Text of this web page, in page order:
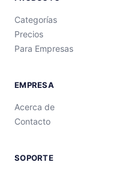
Categorías
Precios
Para Empresas
EMPRESA
Acerca de
Contacto
SOPORTE